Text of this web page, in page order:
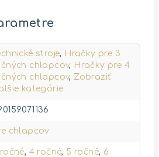
stroje, Hračky pre 3
chlapcov, Hračky pre 4
chlapcov, Zobraziť
kategórie
chlapcov
, 4 ročné, 5 ročné, 6